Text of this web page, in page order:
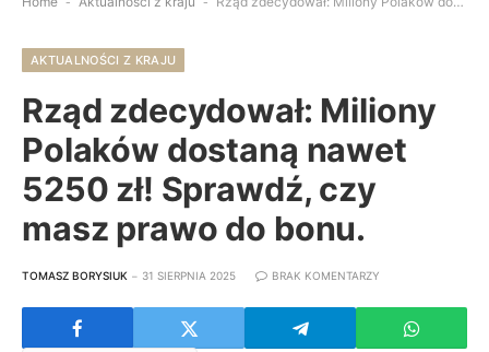
AKTUALNOŚCI Z KRAJU
Rząd zdecydował: Miliony
Polaków dostaną nawet
5250 zł! Sprawdź, czy
masz prawo do bonu.
TOMASZ BORYSIUK 31 SIERPNIA 2025 BRAK KOMENTARZY